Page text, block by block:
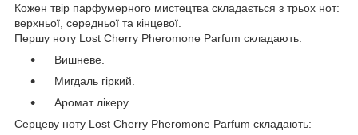
Кожен твір парфумерного мистецтва складається з трьох нот:
верхньої, середньої та кінцевої.
Першу ноту Lost Cherry Pheromone Parfum складають:
Вишневе.
Мигдаль гіркий.
Аромат лікеру.
Серцеву ноту Lost Cherry Pheromone Parfum складають: